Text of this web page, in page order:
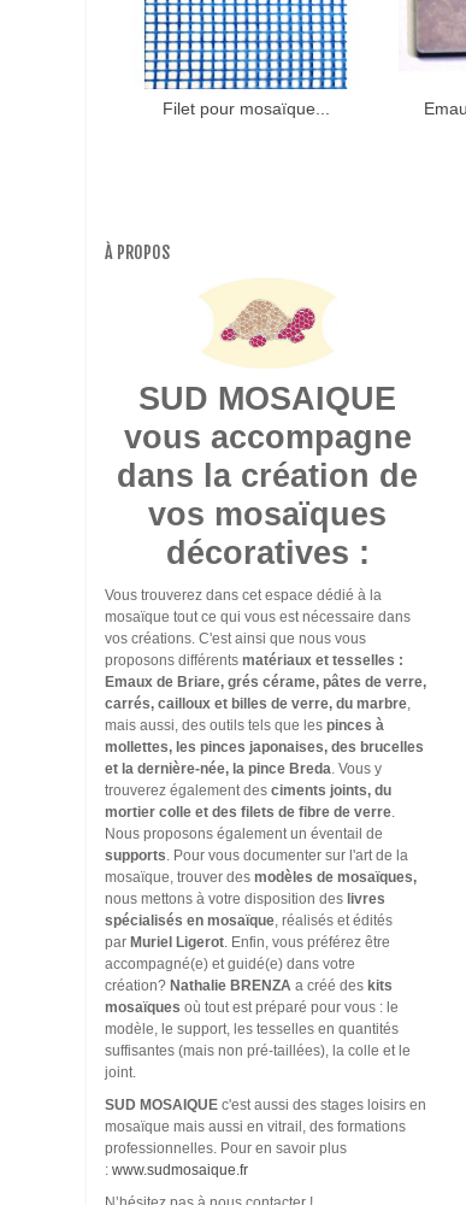
Filet pour mosaïque...
À PROPOS
SUD MOSAIQUE
vous accompagne
dans la création de
vos mosaïques
décoratives :
Vous trouverez dans cet espace dédié à la
mosaïque tout ce qui vous est nécessaire dans
vos créations. C'est ainsi que nous vous
proposons différents matériaux et tesselles :
Emaux de Briare, grés cérame, pâtes de verre,
carrés, cailloux et billes de verre, du marbre,
mais aussi, des outils tels que les pinces à
mollettes, les pinces japonaises, des brucelles
et la dernière-née, la pince Breda. Vous y
trouverez également des ciments joints, du
mortier colle et des filets de fibre de verre.
Nous proposons également un éventail de
supports. Pour vous documenter sur l'art de la
mosaïque, trouver des modèles de mosaïques,
nous mettons à votre disposition des livres
spécialisés en mosaïque, réalisés et édités
par Muriel Ligerot. Enfin, vous préférez être
accompagné(e) et guidé(e) dans votre
création? Nathalie BRENZA a créé des kits
mosaïques où tout est préparé pour vous : le
modèle, le support, les tesselles en quantités
suffisantes (mais non pré-taillées), la colle et le
joint.
SUD MOSAIQUE c'est aussi des stages loisirs en
mosaïque mais aussi en vitrail, des formations
professionnelles. Pour en savoir plus
: www.sudmosaique.fr